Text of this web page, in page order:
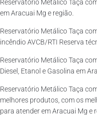
Reservatório Metálico Taça
em Aracuai Mg e região.
Reservatório Metálico Taça
incêndio AVCB/RTI Reserva
Reservatório Metálico Taça
Diesel, Etanol e Gasolina em
Reservatório Metálico Taça
melhores produtos, com os
para atender em Aracuai Mg e